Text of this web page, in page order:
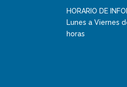
HORARIO DE
Lunes a Viernes
horas